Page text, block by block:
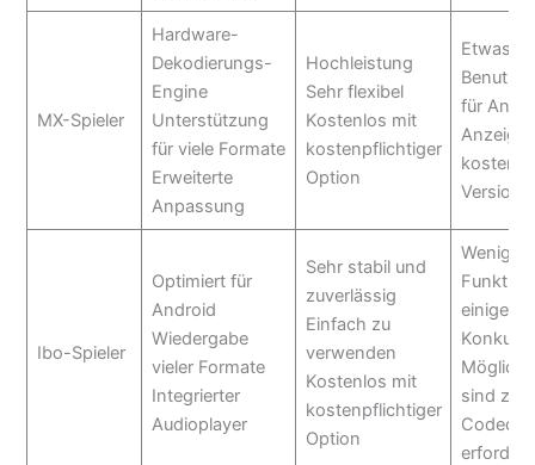
MX-Spieler
Hardware-
Dekodierungs-
Engine
Unterstützung
für viele Formate
Erweiterte
Anpassung
Hochleistung
Sehr flexibel
Kostenlos mit
kostenpflichtiger
Option
Etwas
für
Version
Ibo-Spieler
Optimiert für
Android
Wiedergabe
vieler Formate
Integrierter
Audioplayer
Sehr stabil und
zuverlässig
Einfach zu
verwenden
Kostenlos mit
kostenpflichtiger
Option
Weniger
einige
sind
Codecs